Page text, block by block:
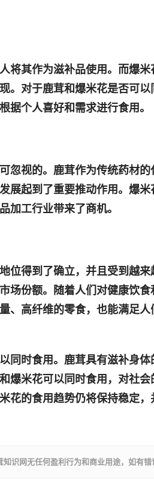
将其作为滋补品使用。而爆
。对于鹿茸和爆米花是否可
据个人喜好和需求进行食用。
忽视的。鹿茸作为传统药材
展起到了重要推动作用。爆
加工行业带来了商机。
位得到了确立，并且受到越
场份额。随着人们对健康饮
、高纤维的零食，也能满足
同时食用。鹿茸具有滋补身体
爆米花可以同时食用，对社
花的食用趋势仍将保持稳定
识网无任何盈利行为和商业用途，如有错